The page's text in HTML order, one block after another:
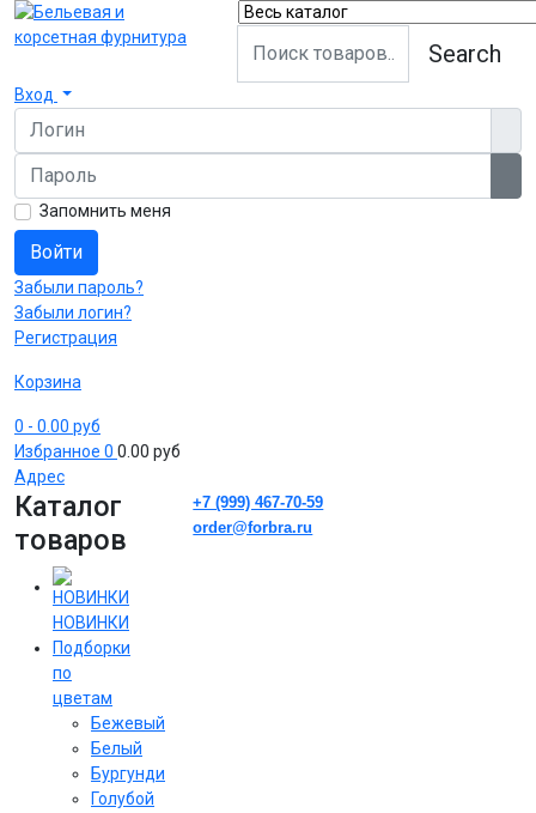
Search
Вход
Логин
Пароль
Запомнить меня
Войти
Забыли пароль?
Забыли логин?
Регистрация
Корзина
0 - 0.00 руб
Избранное 0 0.00 руб
Адрес
Каталог
товаров
НОВИНКИ
Подборки
по
цветам
Бежевый
Белый
Бургунди
Голубой
+7 (999) 467-70-59
order@forbra.ru